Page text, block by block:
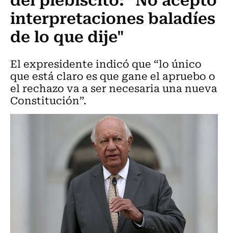
interpretaciones baladíes
de lo que dije"
El expresidente indicó que “lo único
que está claro es que gane el apruebo o
el rechazo va a ser necesaria una nueva
Constitución”.